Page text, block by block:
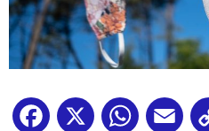
Facebook
X